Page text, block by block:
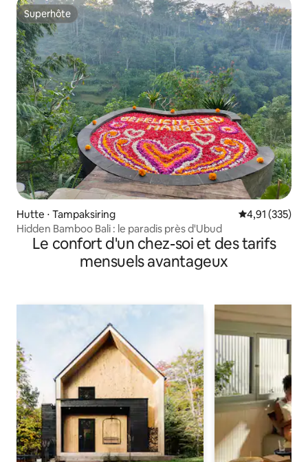
Superhôte
Superhôte
Hutte ⋅ Tampaksiring Évaluation
4,91 (335)
Hidden Bamboo Bali : le paradis près d'Ubud
Le confort d'un chez-soi et des tarifs
mensuels avantageux